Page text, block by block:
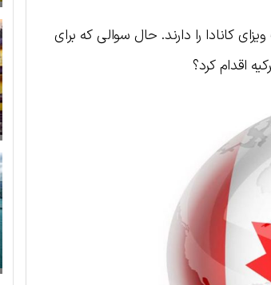
کانادا را دارند. حال سوالی که برای
اقدام کرد؟